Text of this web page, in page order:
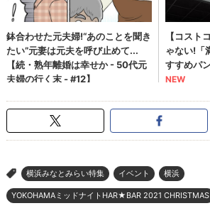
> 横浜みなとみらい特集 イベント 横浜
YOKOHAMAミッドナイトHAR★BAR 2021 CHRISTMAS